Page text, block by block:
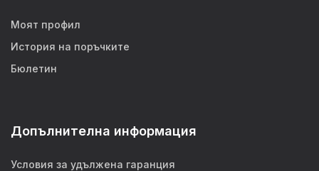
Моят профил
История на поръчките
Бюлетин
Допълнителна информация
Условия за удължена гаранция